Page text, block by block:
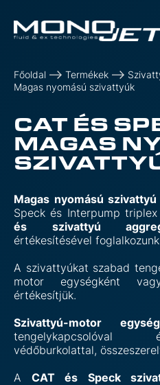
Főoldal Termékek
Magas nyomású szivattyúk
CAT ÉS
MAGAS
Magas nyomású szivattyú
Speck és Interpump
és szivattyú
értékesítésével
A szivattyúkat szabad
motor egységként
értékesítjük.
Szivattyú-motor
tengelykapcsolóval
védőburkolattal,
A CAT és Speck